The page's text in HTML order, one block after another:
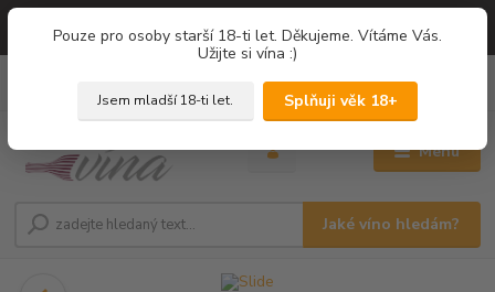
===
Pouze pro osoby starší 18-ti let. Děkujeme. Vítáme Vás.
Užijte si vína :)
Jsem mladší 18-ti let. Splňuji věk 18+
Menu
Jaké víno hledám?
0,00 Kč